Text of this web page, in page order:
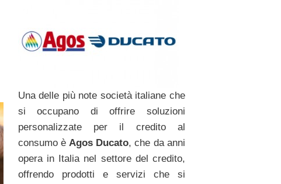
Una delle più note società italiane che
si occupano di offrire soluzioni
personalizzate per il credito al
consumo è Agos Ducato, che da anni
opera in Italia nel settore del credito,
offrendo prodotti e servizi che si